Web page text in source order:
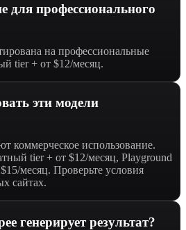
для профессионального
на профессиональные
tier + от $12/месяц.
эти модели
коммерческое использование.
tier + от $12/месяц, Playground
месяц. Проверьте условия
сайтах.
генерирует результат?